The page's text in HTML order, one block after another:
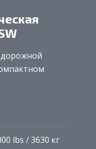
lbs / 3630 кг